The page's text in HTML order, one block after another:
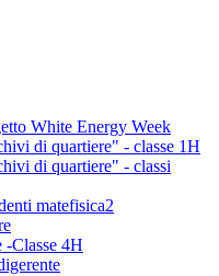
White Energy Week
di quartiere" - classe 1H
di quartiere" - classi
matefisica2
-Classe 4H